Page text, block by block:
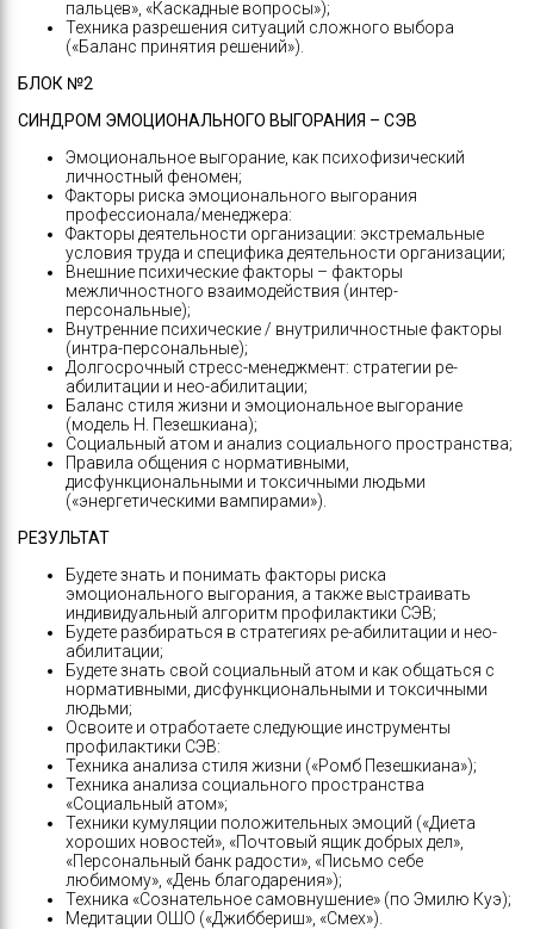
пальцев», «Каскадные вопросы»);
Техника разрешения ситуаций сложного выбора
(«Баланс принятия решений»).
БЛОК №2
СИНДРОМ ЭМОЦИОНАЛЬНОГО ВЫГОРАНИЯ – СЭВ
Эмоциональное выгорание, как психофизический
личностный феномен;
Факторы риска эмоционального выгорания
профессионала/менеджера:
Факторы деятельности организации: экстремальные
условия труда и специфика деятельности организации;
Внешние психические факторы – факторы
межличностного взаимодействия (интер-
персональные);
Внутренние психические / внутриличностные факторы
(интра-персональные);
Долгосрочный стресс-менеджмент: стратегии ре-
абилитации и нео-абилитации;
Баланс стиля жизни и эмоциональное выгорание
(модель Н. Пезешкиана);
Социальный атом и анализ социального пространства;
Правила общения с нормативными,
дисфункциональными и токсичными людьми
(«энергетическими вампирами»).
РЕЗУЛЬТАТ
Будете знать и понимать факторы риска
эмоционального выгорания, а также выстраивать
индивидуальный алгоритм профилактики СЭВ;
Будете разбираться в стратегиях ре-абилитации и нео-
абилитации;
Будете знать свой социальный атом и как общаться с
нормативными, дисфункциональными и токсичными
людьми;
Освоите и отработаете следующие инструменты
профилактики СЭВ:
Техника анализа стиля жизни («Ромб Пезешкиана»);
Техника анализа социального пространства
«Социальный атом»;
Техники кумуляции положительных эмоций («Диета
хороших новостей», «Почтовый ящик добрых дел»,
«Персональный банк радости», «Письмо себе
любимому», «День благодарения»);
Техника «Сознательное самовнушение» (по Эмилю Куэ);
Медитации ОШО («Джиббериш», «Смех»).